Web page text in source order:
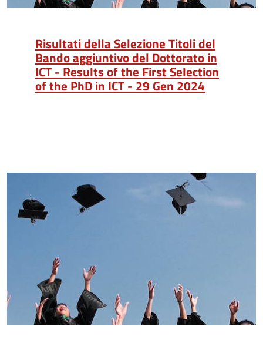
Risultati della Selezione Titoli del
Bando aggiuntivo del Dottorato in
ICT - Results of the First Selection
of the PhD in ICT - 29 Gen 2024